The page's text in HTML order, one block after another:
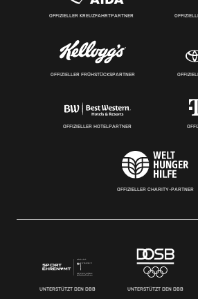
OFFIZIELLER KREUZFAHRTPARTNER
OFFIZIELLER FRÜHSTÜCKSPARTNER
OFFIZIELLER HOTELPARTNER
OFFIZIELLER CHARITY-PARTNER
UNTERSTÜTZT DEN DBB UNTERSTÜTZT DEN DBB